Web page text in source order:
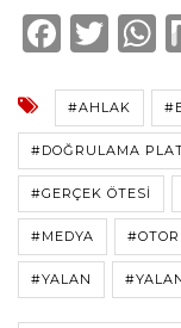
F
a
c
e
b
o
o
k
T
w
it
te
r
h
a
A
p
p
#AHLAK
#DOĞRULAMA
#GERÇEK ÖTESI
#MEDYA
#YALAN